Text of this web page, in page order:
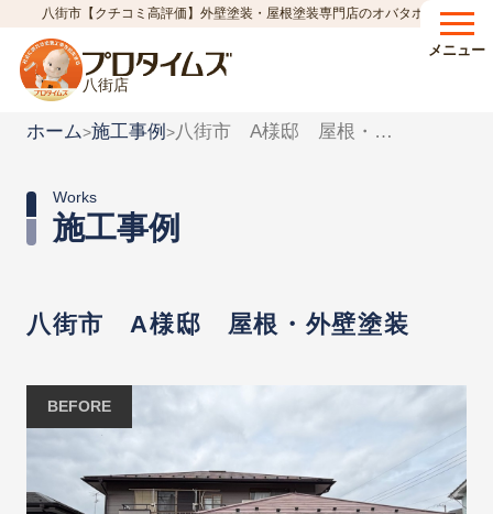
八街市【クチコミ高評価】外壁塗装・屋根塗装専門店のオバタホーム
八街店
メニュー
ホーム>施工事例 > 八街市 A様邸 屋根・外壁塗装
施工事例
Works
八街市 A様邸 屋根・外壁塗装
BEFORE